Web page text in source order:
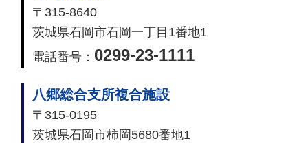
〒315-8640
茨城県石岡市石岡一丁目1番地1
電話番号： 0299-23-1111
八郷総合支所複合施設
〒315-0195
茨城県石岡市柿岡5680番地1